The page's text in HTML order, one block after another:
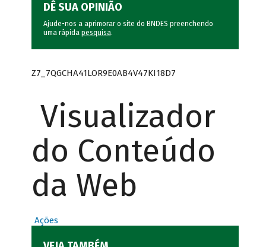
DÊ SUA OPINIÃO
Ajude-nos a aprimorar o site do BNDES preenchendo
uma rápida pesquisa.
Z7_7QGCHA41LOR9E0AB4V47KI18D7
Visualizador
do Conteúdo
da Web
Ações